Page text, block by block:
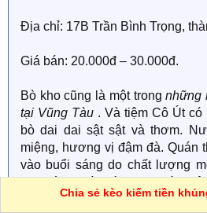
Địa chỉ: 17B Trần Bình Trọng,
Giá bán: 20.000đ – 30.000đ.
Bò kho cũng là một trongnhững
tại Vũng Tàu . Và tiệm Cô Út có
bò dai dai sật sật và thơm.
miệng, hương vị đậm đà. Quán
vào buổi sáng do chất lượng
hợp lý. Ngoài bò kho, quán
sáng khác cũng rất ngon như hủ
Chia sẻ kèo kiếm tiền